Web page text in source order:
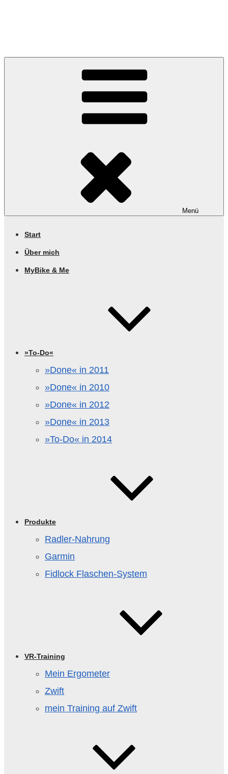
Menü
Start
Über mich
MyBike & Me
»To-Do«
»Done« in 2011
»Done« in 2010
»Done« in 2012
»Done« in 2013
»To-Do« in 2014
Produkte
Radler-Nahrung
Garmin
Fidlock Flaschen‑System
VR-Training
Mein Ergometer
Zwift
mein Training auf Zwift